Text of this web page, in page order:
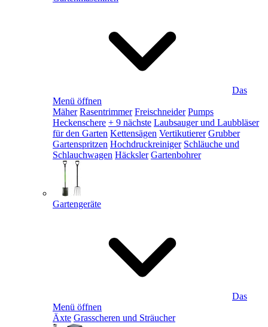
Das
Menü öffnen
Mäher Rasentrimmer Freischneider Pumps
Heckenschere + 9 nächste Laubsauger und Laubbläser
für den Garten Kettensägen Vertikutierer Grubber
Gartenspritzen Hochdruckreiniger Schläuche und
Schlauchwagen Häcksler Gartenbohrer
Gartengeräte
Das
Menü öffnen
Äxte Grasscheren und Sträucher